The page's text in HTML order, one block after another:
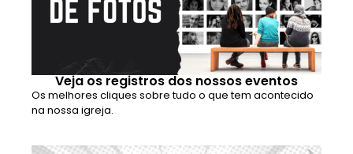
Veja os registros dos nossos eventos
Os melhores cliques sobre tudo o que tem acontecido
na nossa igreja.